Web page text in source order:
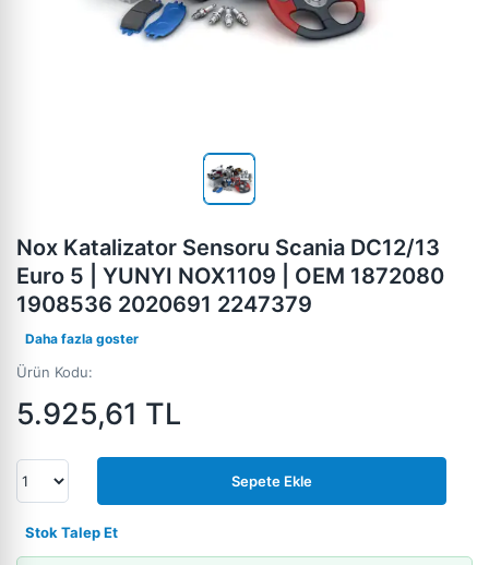
Nox Katalizator Sensoru Scania DC12/13
Euro 5 | YUNYI NOX1109 | OEM 1872080
1908536 2020691 2247379
Daha fazla goster
Ürün Kodu:
5.925,61 TL
Sepete Ekle
Stok Talep Et